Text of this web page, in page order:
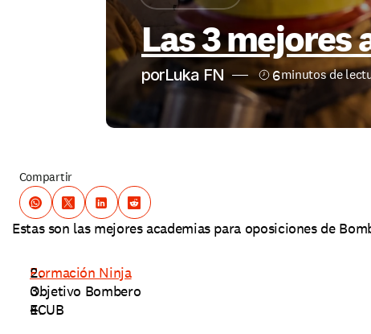
Las 3 mejores
porLuka FN 6minutos de
Compartir
Estas son las mejores academias para oposiciones de
Formación Ninja
Objetivo Bombero
ECUB